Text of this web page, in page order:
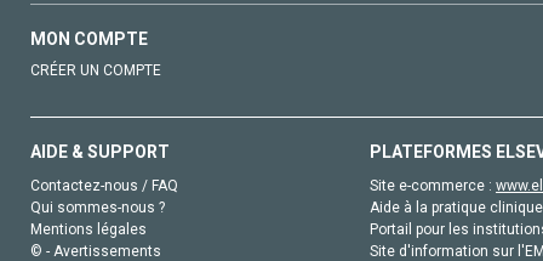
MON COMPTE
CRÉER UN COMPTE
AIDE & SUPPORT
Contactez-nous / FAQ
Qui sommes-nous ?
Mentions légales
© - Avertissements
PLATEFORMES
Site e-commerce :
Aide à la pratique
Portail pour les
Site d'information sur